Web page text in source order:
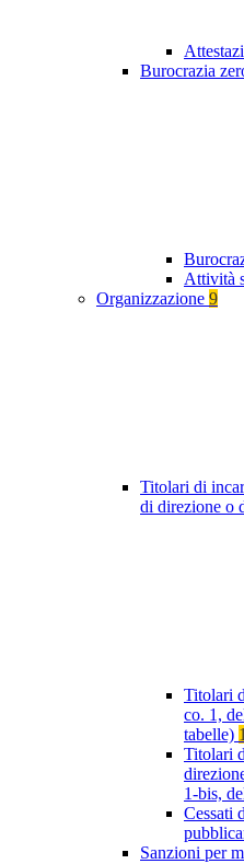
Burocrazia
Attività
Organizzazione 9
Titolari di
di direzione o
Titolari
co. 1,
tabelle) 1
Titolari
1-bis,
Cessati
Sanzioni per